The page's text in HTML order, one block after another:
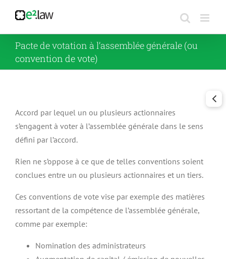
contenu
Pacte de votation à l’assemblée générale (ou
convention de vote)
Accord par lequel un ou plusieurs actionnaires
s’engagent à voter à l’assemblée générale dans le sens
défini par l’accord.
Rien ne s’oppose à ce que de telles conventions soient
conclues entre un ou plusieurs actionnaires et un tiers.
Ces conventions de vote vise par exemple des matières
ressortant de la compétence de l’assemblée générale,
comme par exemple:
Nomination des administrateurs